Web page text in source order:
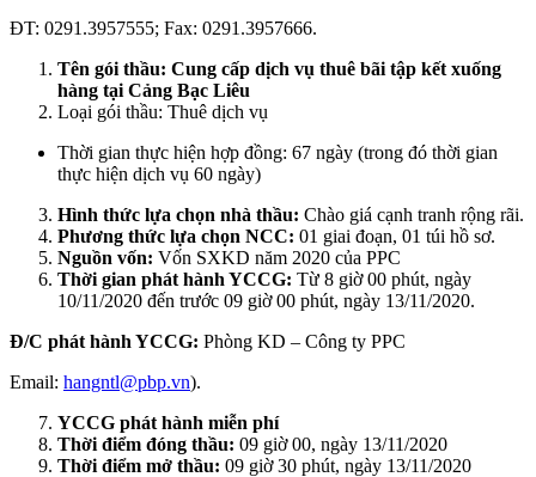
ĐT: 0291.3957555; Fax: 0291.3957666.
Tên gói thầu: Cung cấp dịch vụ thuê bãi tập kết xuống
hàng tại Cảng Bạc Liêu
Loại gói thầu: Thuê dịch vụ
Thời gian thực hiện hợp đồng: 67 ngày (trong đó thời gian
thực hiện dịch vụ 60 ngày)
Hình thức lựa chọn nhà thầu: Chào giá cạnh tranh rộng rãi.
Phương thức lựa chọn NCC: 01 giai đoạn, 01 túi hồ sơ.
Nguồn vốn: Vốn SXKD năm 2020 của PPC
Thời gian phát hành YCCG: Từ 8 giờ 00 phút, ngày
10/11/2020 đến trước 09 giờ 00 phút, ngày 13/11/2020.
Đ/C phát hành YCCG: Phòng KD – Công ty PPC
Email: hangntl@pbp.vn).
YCCG phát hành miễn phí
Thời điểm đóng thầu: 09 giờ 00, ngày 13/11/2020
Thời điểm mở thầu: 09 giờ 30 phút, ngày 13/11/2020